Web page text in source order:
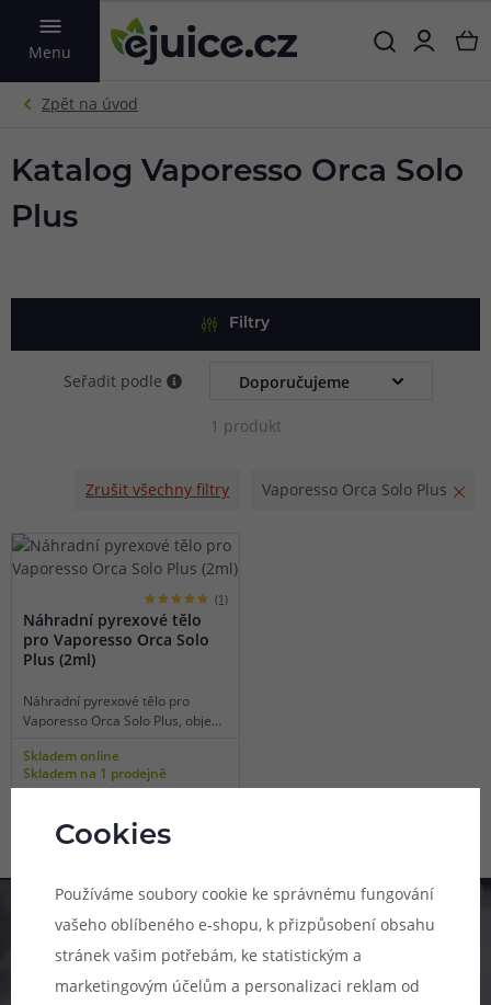
Menu
VYHLEDAT
Katalog Vaporesso Orca Solo
Plus
Filtry
Seřadit podle
1 produkt
Zrušit všechny filtry Vaporesso Orca Solo Plus
(1)
Náhradní pyrexové tělo
pro Vaporesso Orca Solo
Plus (2ml)
Náhradní pyrexové tělo pro
Vaporesso Orca Solo Plus, objem
Skladem online
Skladem na 1 prodejně
Pomůžeme vám s výběrem
483 51 51 31
Cookies
Používáme soubory cookie ke správnému fungování
vašeho oblíbeného e-shopu, k přizpůsobení obsahu
stránek vašim potřebám, ke statistickým a
marketingovým účelům a personalizaci reklam od